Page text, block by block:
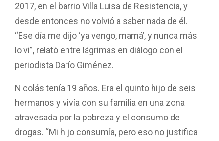
2017, en el barrio Villa Luisa de Resistencia, y
desde entonces no volvió a saber nada de él.
“Ese día me dijo ‘ya vengo, mamá’, y nunca más
lo vi”, relató entre lágrimas en diálogo con el
periodista Darío Giménez.
Nicolás tenía 19 años. Era el quinto hijo de seis
hermanos y vivía con su familia en una zona
atravesada por la pobreza y el consumo de
drogas. “Mi hijo consumía, pero eso no justifica